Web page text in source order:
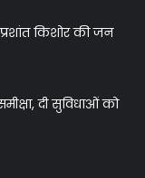
किशोर की जन
दी सुविधाओं को